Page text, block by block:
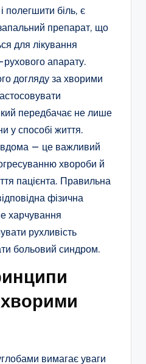
полегшити біль, є
препарат, що
для лікування
апарату.
догляду за хворими
передбачає не лише
у способі життя.
вдома — це важливий
хвороби й
пацієнта. Правильна
фізична
харчування
рухливість
больовий синдром.
вимагає уваги